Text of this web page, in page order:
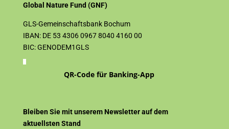
Global Nature Fund (GNF)
GLS-Gemeinschaftsbank Bochum
IBAN: DE 53 4306 0967 8040 4160 00
BIC: GENODEM1GLS
QR-Code für Banking-App
Bleiben Sie mit unserem Newsletter auf dem
aktuellsten Stand